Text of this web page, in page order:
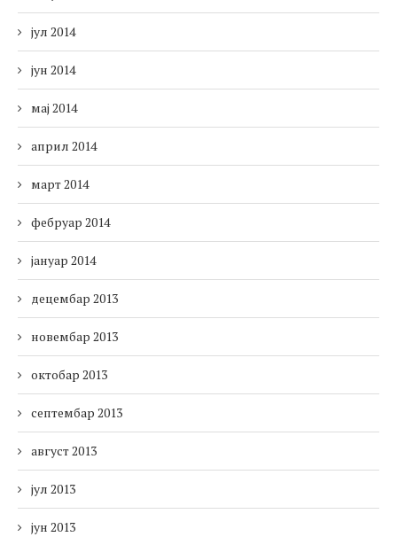
јул 2014
јун 2014
мај 2014
април 2014
март 2014
фебруар 2014
јануар 2014
децембар 2013
новембар 2013
октобар 2013
септембар 2013
август 2013
јул 2013
јун 2013